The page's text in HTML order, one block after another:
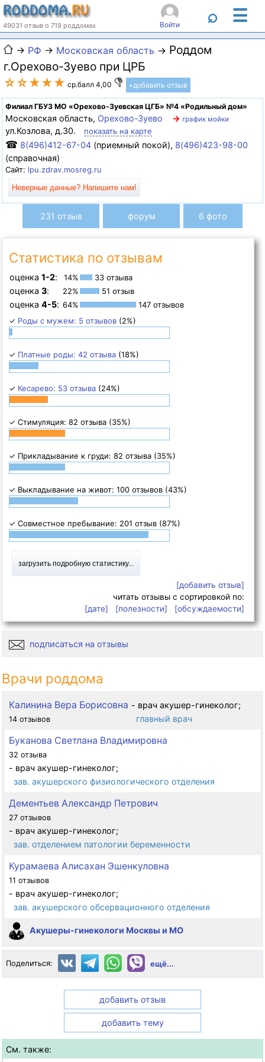
49031 отзыв о 719 роддомах Войти ⌕ ☰
→ РФ → Московская область → Роддом
г.Орехово-Зуево при ЦРБ
☆☆★★★ ср.балл 4,00 +добавить отзыв
Филиал ГБУЗ МО «Орехово-Зуевская ЦГБ» №4 «Родильный дом»
Московская область, Орехово-Зуево → график мойки
ул.Козлова, д.30. показать на карте
☎ 8(496)412-67-04 (приемный покой), 8(496)423-98-00
(справочная)
Сайт: lpu.zdrav.mosreg.ru
Неверные данные? Напишите нам!
231 отзыв форум 6 фото
Статистика по отзывам
оценка 1-2: 14% 33 отзыва
оценка 3: 22% 51 отзыв
оценка 4-5: 64%
147 отзывов
✓ Роды с мужем: 5 отзывов (2%)
✓ Платные роды: 42 отзыва (18%)
✓ Кесарево: 53 отзыва (24%)
✓ Стимуляция: 82 отзыва (35%)
✓ Прикладывание к груди: 82 отзыва (35%)
✓ Выкладывание на живот: 100 отзывов (43%)
✓ Совместное пребывание: 201 отзыв (87%)
загрузить подробную статистику...
[добавить отзыв]
читать отзывы с сортировкой по:
[дате]
[полезности] [обсуждаемости]
подписаться на отзывы
Врачи роддома
Калинина Вера Борисовна
14 отзывов
- врач акушер-гинеколог;
главный врач
Буканова Светлана Владимировна
32 отзыва
- врач акушер-гинеколог;
зав. акушерского физиологического отделения
Дементьев Александр Петрович
27 отзывов
- врач акушер-гинеколог;
зав. отделением патологии беременности
Курамаева Алисахан Эшенкуловна
11 отзывов
- врач акушер-гинеколог;
зав. акушерского обсервационного отделения
Акушеры-гинекологи Москвы и МО
Поделиться: ещё...
добавить отзыв
добавить тему
См. также: